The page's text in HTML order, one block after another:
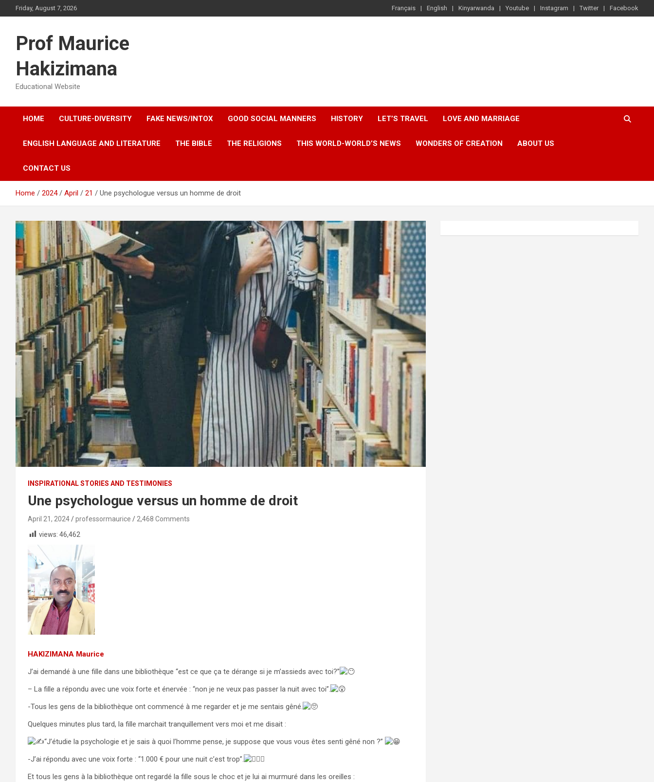
to
Friday, August 7, 2026 Français English Kinyarwanda Youtube Instagram Twitter Facebook
Prof Maurice
Hakizimana
Educational Website
HOME CULTURE-DIVERSITY FAKE NEWS/INTOX GOOD SOCIAL MANNERS HISTORY LET’S TRAVEL LOVE AND MARRIAGE
ENGLISH LANGUAGE AND LITERATURE THE BIBLE THE RELIGIONS THIS WORLD-WORLD’S NEWS WONDERS OF CREATION ABOUT US
CONTACT US
Home 2024 April 21 Une psychologue versus un homme de droit
INSPIRATIONAL STORIES AND TESTIMONIES
Une psychologue versus un homme de droit
April 21, 2024 professormaurice
2,468 Comments
views: 46,462
HAKIZIMANA Maurice
J’ai demandé à une fille dans une bibliothèque “est ce que ça te dérange si je m’assieds avec toi?”
– La fille a répondu avec une voix forte et énervée : “non je ne veux pas passer la nuit avec toi”.
-Tous les gens de la bibliothèque ont commencé à me regarder et je me sentais gêné.
Quelques minutes plus tard, la fille marchait tranquillement vers moi et me disait :
“J’étudie la psychologie et je sais à quoi l’homme pense, je suppose que vous vous êtes senti gêné non ?”
-J’ai répondu avec une voix forte : “1.000 € pour une nuit c’est trop”.
Et tous les gens à la bibliothèque ont regardé la fille sous le choc et je lui ai murmuré dans les oreilles :